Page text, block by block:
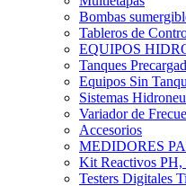
Bombas
Tableros de
EQUIPOS
Tanques
Equipos Sin
Sistemas
Variador de
Accesorios
MEDIDORES
Kit Reactivos
Testers Digitales